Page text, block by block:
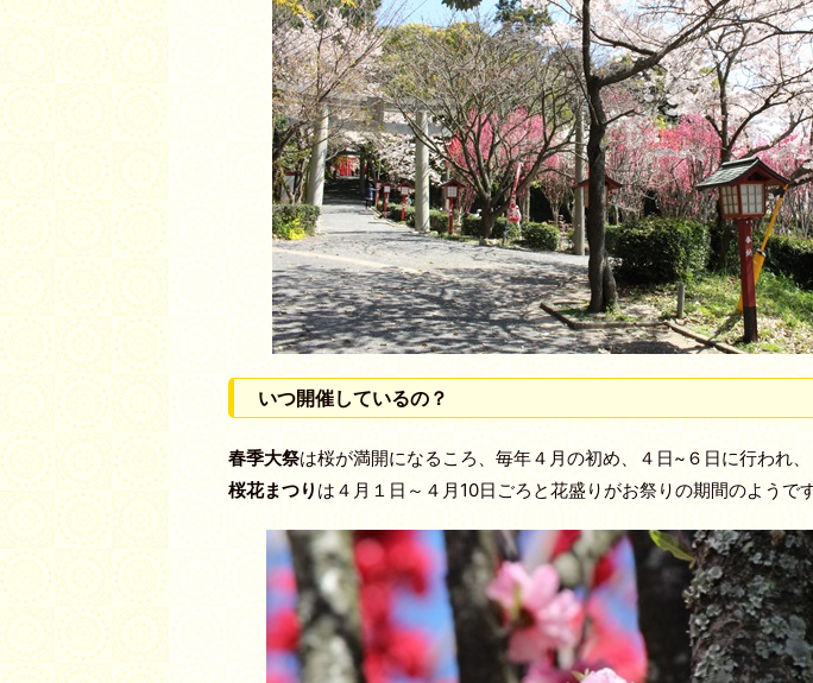
いつ開催しているの？
春季大祭は桜が満開になるころ、毎年４月の初め、４日~６日に行われ、
桜花まつり は４月１日～４月10日ごろと花盛りがお祭りの期間のようです